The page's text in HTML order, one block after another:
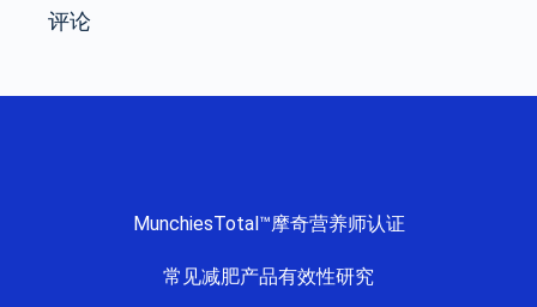
评论
MunchiesTotal™摩奇营养师认证
常见减肥产品有效性研究